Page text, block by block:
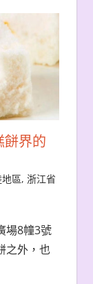
餅界的
區,浙江省
場8幢3號
之外，也